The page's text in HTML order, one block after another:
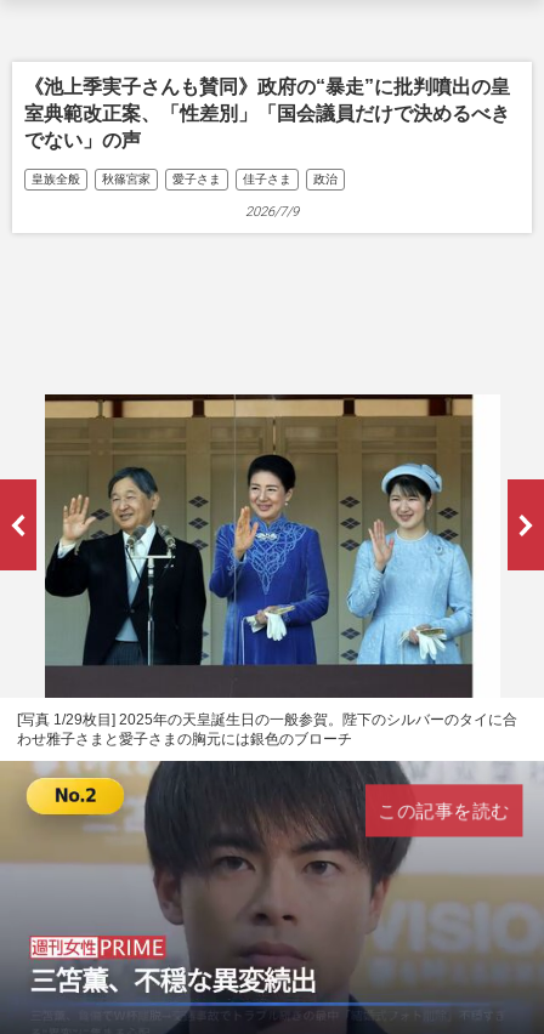
《池上季実子さんも賛同》政府の“暴走”に批判噴出の皇
室典範改正案、「性差別」「国会議員だけで決めるべき
でない」の声
皇族全般 秋篠宮家 愛子さま 佳子さま 政治
2026/7/9
[写真 1/29枚目] 2025年の天皇誕生日の一般参賀。陛下のシルバーのタイに合
わせ雅子さまと愛子さまの胸元には銀色のブローチ
この記事を読む